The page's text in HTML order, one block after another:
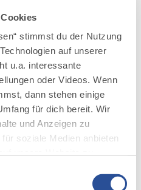
stimmst du der Nutzung
auf unserer
u.a. interessante
oder Videos. Wenn
dann stehen einige
für dich bereit. Wir
und Anzeigen zu
soziale Medien anbieten
an unsere Partner
Sibratsgfäll
©
h